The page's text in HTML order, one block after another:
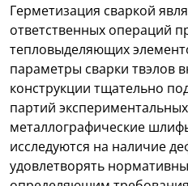
Герметизация сваркой
ответственных операций
тепловыделяющих
параметры сварки твэлов
конструкции тщательно
партий
металлографические
исследуются на наличие
удовлетворять